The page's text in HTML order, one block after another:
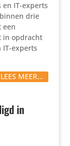
IT-experts
drie
een
in opdracht
experts
LEES MEER...
in